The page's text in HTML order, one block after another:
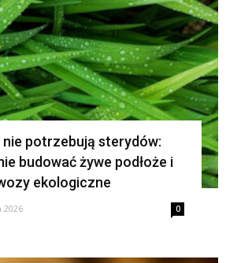
potrzebują sterydów:
budować żywe podłoże i
ekologiczne
2026 0